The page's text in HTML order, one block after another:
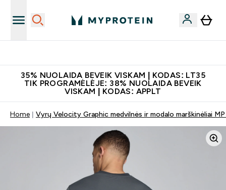
35% NUOLAIDA BEVEIK VISKAM | KODAS: LT35
TIK PROGRAMĖLĖJE: 38% NUOLAIDA BEVEIK
VISKAM | KODAS: APPLT
Home Vyrų Velocity Graphic medvilnės ir modalo marškinėliai